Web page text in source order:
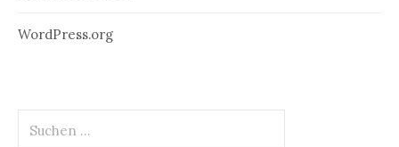
WordPress.org
nach: